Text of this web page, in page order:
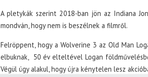
A pletykák szerint 2018-ban jön az Indiana
mondván, hogy nem is beszélnek a filmről.
Felröppent, hogy a Wolverine 3 az Old Man
elbuknak, 50 év elteltével Logan
Végül úgy alakul, hogy újra kénytelen lesz